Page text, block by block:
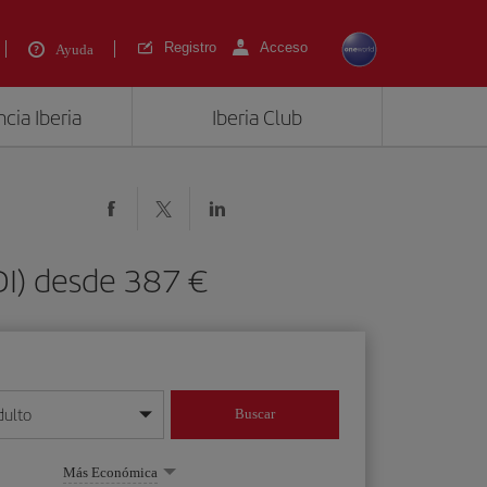
Ayuda Registro Acceso
Iberia Iberia Club
desde 387 €
mes/año
Buscar
Más Económica